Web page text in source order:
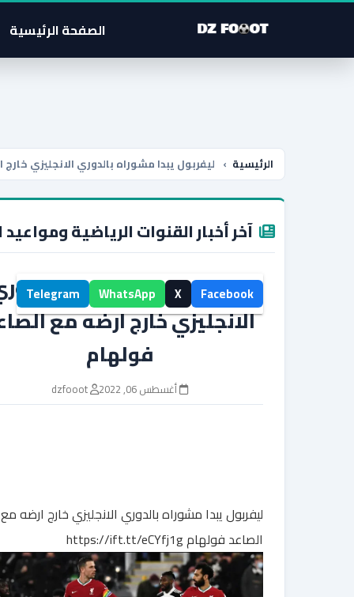
الصفحة الرئيسية
الرئيسية › ليفربول يبدا مشوراه بالدوري الانجليزي
آخر أخبار القنوات الرياضية ومواعيد
ليفربول يبدا مشوراه
الانجليزي خارج ارضه مع
فولهام
أغسطس 06, 2022 dzfooot
ليفربول يبدا مشوراه بالدوري الانجليزي خارج ارضه مع
الصاعد فولهام https://ift.tt/eCYfj1g
Facebook
X
WhatsApp
Telegram